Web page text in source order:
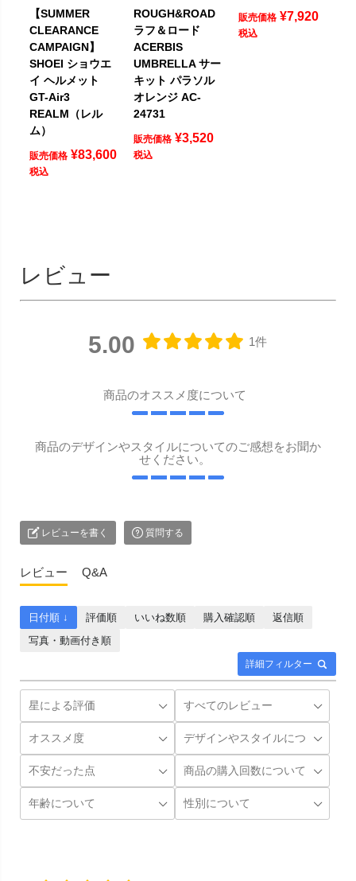
【SUMMER
CLEARANCE
CAMPAIGN】
SHOEI ショウエ
イ ヘルメット
GT-Air3
REALM（レル
ム）
販売価格 ¥83,600
税込
ROUGH&ROAD
ラフ＆ロード
ACERBIS
UMBRELLA サー
キット パラソル
オレンジ AC-
24731
販売価格 ¥3,520
税込
販売価格 ¥7,920
税込
レビュー
5.00 1件
商品のオススメ度について
商品のデザインやスタイルについてのご感想をお聞か
せください。
レビューを書く 質問する
レビュー Q&A
詳細フィルター
日付順 ↓ 評価順 いいね数順 購入確認順
返信順
写真・動画付き順